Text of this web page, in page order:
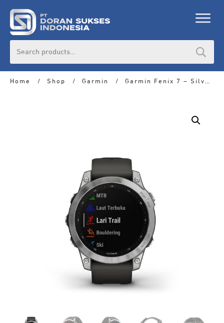
Home / Shop / Garmin / Garmin Fenix 7 – Silver with Graphite Silicone Band